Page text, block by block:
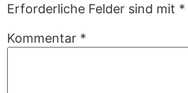
Erforderliche Felder sind mit *
Kommentar *